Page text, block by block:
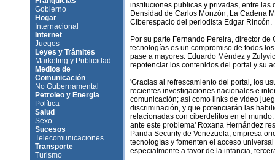
Gobierno
Hogar
Internacional
Internet
Juegos
Leyes y Trámites
Marketing y Publicidad
Medios de
Comunicación
No Gubernamental
Petroleo y Energia
Política
Salud
Sexo
Sucesos
Telecomunicaciones
Transporte
Turismo
instituciones publicas y privadas, entre las
Densidad de Carlos Monzón, La Cadena
Ciberespacio del periodista Edgar Rincón.
Por su parte Fernando Pereira, director
tecnologías es un compromiso de todos
pase a mayores. Eduardo Méndez y
repotenciar los contenidos del portal y su
'Gracias al refrescamiento del portal, los
recientes investigaciones nacionales e
comunicación; así como links de video
discriminación, y que potenciarán las
relacionadas con ciberdelitos en el
ante este problema' Roxana Hernández
Panda Security de Venezuela, empresa
tecnologías y fomenten el acceso
especialmente a favor de la infancia,